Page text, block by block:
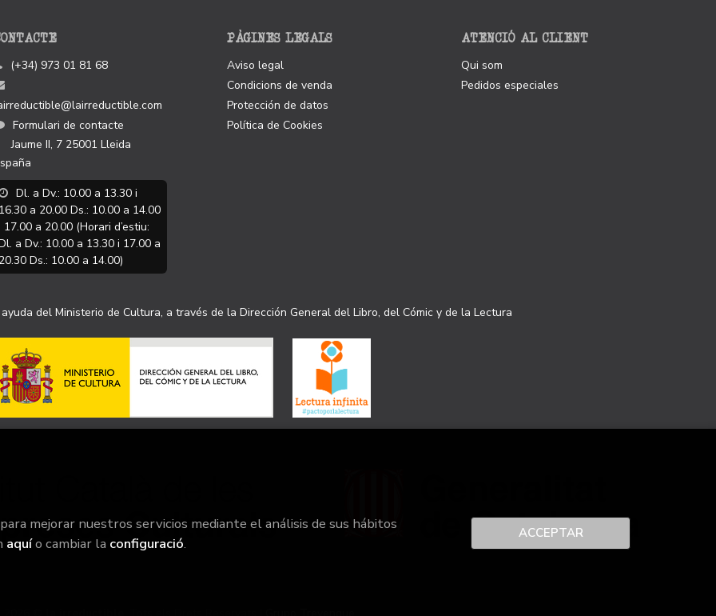
(+34) 973 01 81 68
Formulari de contacte
Jaume II, 7 25001 Lleida
Dl. a Dv.: 10.00 a 13.30 i
a 20.00 Ds.: 10.00 a 14.00
17.00 a 20.00 (Horari d’estiu:
a Dv.: 10.00 a 13.30 i 17.00 a
Ds.: 10.00 a 14.00)
PÀGINES LEGALS
Aviso legal
Condicions de venda
Protección de datos
Política de Cookies
ATENCIÓ AL CLIENT
Qui som
Pedidos especiales
del Ministerio de Cultura, a través de la Dirección General del Libro, del Cómic y de la Lectura
mejorar nuestros servicios mediante el análisis de sus hábitos
aquío cambiar la configuració.
ACCEPTAR